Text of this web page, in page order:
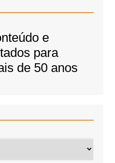
e
para
de 50 anos